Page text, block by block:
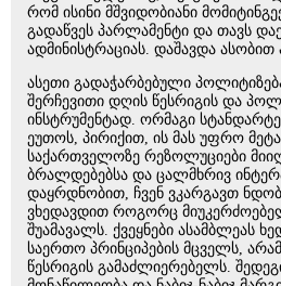
რომ ისინი მშვიდობიანი
გადაწვეს პარლამენტი და თავს
ადმინისტრაციას. დაშავდა
ასეთი გადაჭარბებული
შერჩევითი დღის წესრიგის და
ინსტრუმენტად. ორმაგი
ეუთოს, პირიქით, ის მას უფრო
საქართველოზე რეზოლუციები
ბრალდებებსა და ცალმხრივ
დაყრდნობით, ჩვენ ვკარგავთ
ვხედავდით როგორც
შუამავალს. ქვეყნები ასამბლეას
საერთო პრინციპების მცველს,
წესრიგის გამაძლიერებელს.